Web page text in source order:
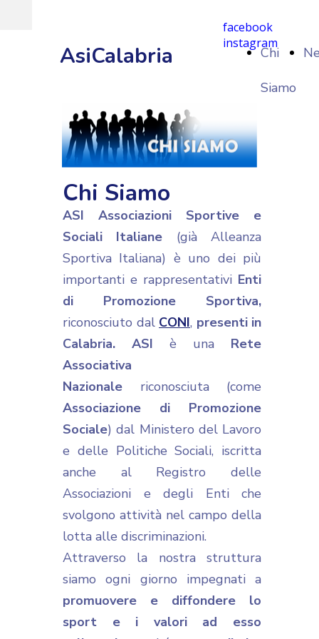
facebook
instagram
Chi
Siamo
AsiCalabria
Chi Siamo
ASI Associazioni Sportive e
Sociali Italiane (già Alleanza
Sportiva Italiana) è uno dei più
importanti e rappresentativi Enti
di Promozione Sportiva,
riconosciuto dal CONI, presenti in
Calabria. ASI è una Rete
Associativa
Nazionale riconosciuta (come
Associazione di Promozione
Sociale) dal Ministero del Lavoro
e delle Politiche Sociali, iscritta
anche al Registro delle
Associazioni e degli Enti che
svolgono attività nel campo della
lotta alle discriminazioni.
Attraverso la nostra struttura
siamo ogni giorno impegnati a
promuovere e diffondere lo
sport e i valori ad esso